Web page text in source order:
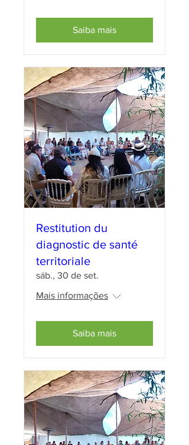
Saiba mais
Restitution du
diagnostic de santé
territoriale
sáb., 30 de set.
Mais informações
Saiba mais